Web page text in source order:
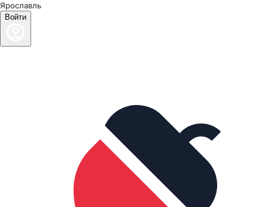
Ярославль
Войти